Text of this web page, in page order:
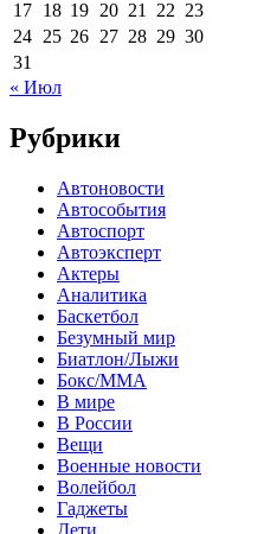
17 18 19 20 21 22 23
24 25 26 27 28 29 30
31
« Июл
Рубрики
Автоновости
Автособытия
Автоспорт
Автоэксперт
Актеры
Аналитика
Баскетбол
Безумный мир
Биатлон/Лыжи
Бокс/MMA
В мире
В России
Вещи
Военные новости
Волейбол
Гаджеты
Дети